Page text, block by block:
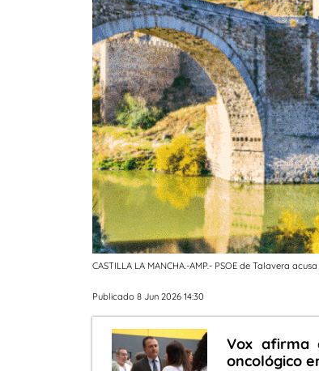
CASTILLA LA MANCHA.-AMP.- PSOE de Talavera
Publicado 8 Jun 2026 14:30
Vox afirma
oncológico